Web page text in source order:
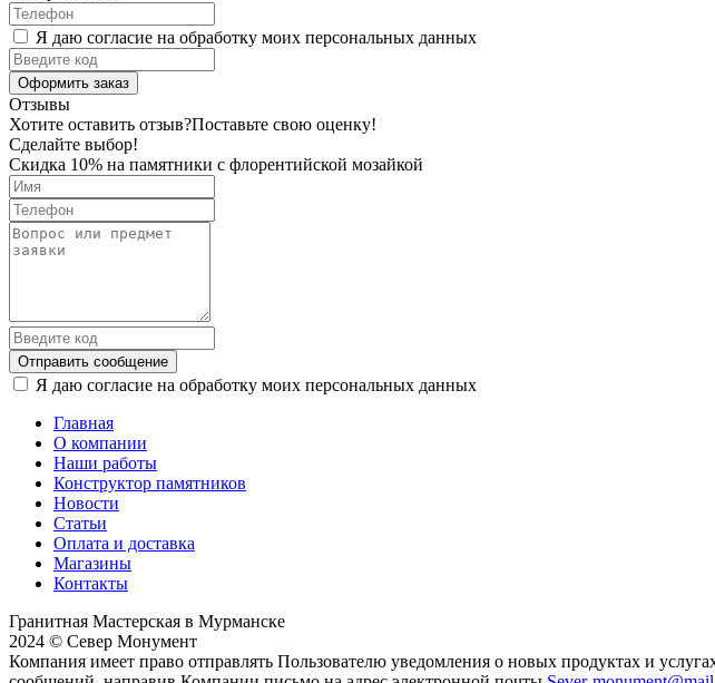
Я даю согласие на обработку моих персональных данных
Оформить заказ
Отзывы
Хотите оставить отзыв?Поставьте свою оценку!
Сделайте выбор!
Скидка 10% на памятники с флорентийской мозайкой
Отправить сообщение
Я даю согласие на обработку моих персональных данных
Главная
О компании
Наши работы
Конструктор памятников
Новости
Статьи
Оплата и доставка
Магазины
Контакты
Гранитная Мастерская в Мурманске
2024 © Север Монумент
Компания имеет право отправлять Пользователю уведомления о новых продуктах и